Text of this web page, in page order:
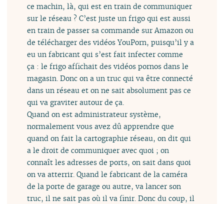
ce machin, là, qui est en train de communiquer
sur le réseau ? C’est juste un frigo qui est aussi
en train de passer sa commande sur Amazon ou
de télécharger des vidéos YouPorn, puisqu’il y a
eu un fabricant qui s’est fait infecter comme
ça : le frigo affichait des vidéos pornos dans le
magasin. Donc on a un truc qui va être connecté
dans un réseau et on ne sait absolument pas ce
qui va graviter autour de ça.
Quand on est administrateur système,
normalement vous avez dû apprendre que
quand on fait la cartographie réseau, on dit qui
a le droit de communiquer avec quoi ; on
connaît les adresses de ports, on sait dans quoi
on va atterrir. Quand le fabricant de la caméra
de la porte de garage ou autre, va lancer son
truc, il ne sait pas où il va finir. Donc du coup, il